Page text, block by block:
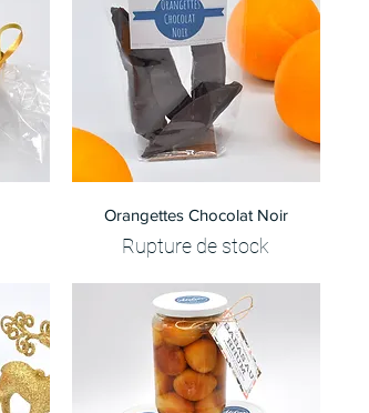
Aperçu rapide
Orangettes Chocolat Noir
Rupture de stock